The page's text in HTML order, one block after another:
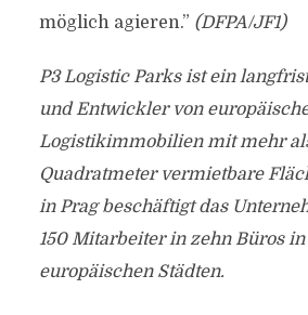
möglich agieren.” (DFPA/JF1)
P3 Logistic Parks ist ein
und Entwickler von
Logistikimmobilien mit mehr
Quadratmeter vermietbare
in Prag beschäftigt das
150 Mitarbeiter in zehn Büros
europäischen Städten.